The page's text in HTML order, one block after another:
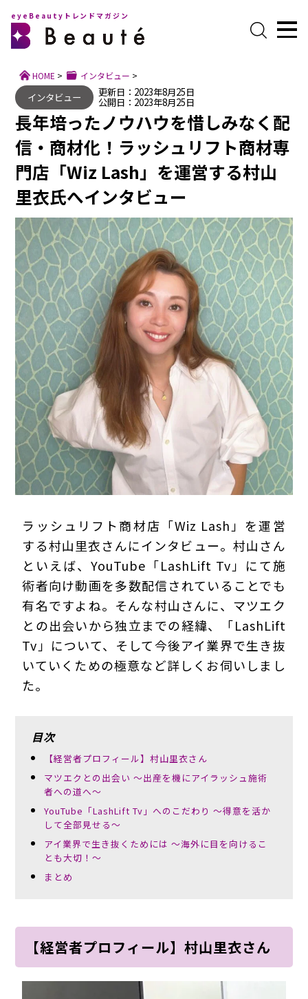
プライバシーポリシー
eyeBeautyトレンドマガジン
HOME > インタビュー >
インタビュー 更新日：2023年8月25日
公開日：2023年8月25日
長年培ったノウハウを惜しみなく配
信・商材化！ラッシュリフト商材専
門店「Wiz Lash」を運営する村山
里衣氏へインタビュー
ラッシュリフト商材店「Wiz Lash」を運営
する村山里衣さんにインタビュー。村山さん
といえば、YouTube「LashLift Tv」にて施
術者向け動画を多数配信されていることでも
有名ですよね。そんな村山さんに、マツエク
との出会いから独立までの経緯、「LashLift
Tv」について、そして今後アイ業界で生き抜
いていくための極意など詳しくお伺いしまし
た。
目次
【経営者プロフィール】村山里衣さん
マツエクとの出会い ～出産を機にアイラッシュ施術
者への道へ～
YouTube「LashLift Tv」へのこだわり ～得意を活か
して全部見せる～
アイ業界で生き抜くためには ～海外に目を向けるこ
とも大切！～
まとめ
【経営者プロフィール】村山里衣さん